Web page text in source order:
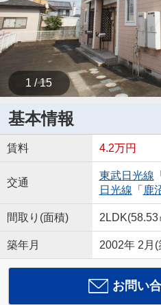
1 / 15
基本情報
賃料 4.2万円
交通
東武日光線 「
日光線 「 鹿
間取り(面積) 2LDK(58.53
築年月 2002年 2月(
お問い